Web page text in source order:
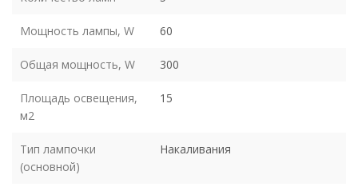
Мощность лампы, W 60
Общая мощность, W 300
Площадь освещения,
м2
15
Тип лампочки
(основной)
Накаливания